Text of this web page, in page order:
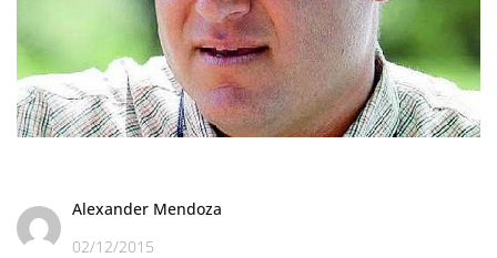
Alexander Mendoza
02/12/2015